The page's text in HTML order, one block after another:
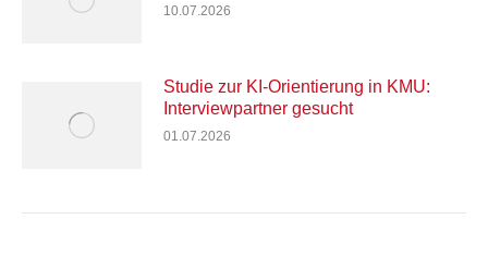
10.07.2026
Studie zur KI-Orientierung in KMU:
Interviewpartner gesucht
01.07.2026